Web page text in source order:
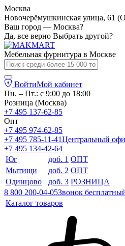
Москва
Новочерёмушкинская улица, 61
Ваш город — Москва?
Да, все верно Выбрать другой?
Мебельная фурнитура в Москве
ВойтиМой кабинет
Пн. – Пт.: с 9:00 до 18:00
Розница (Москва)
+7 495 137-62-85
Опт
+7 495 974-62-85
+7 495 785-11-41Центральный
+7 495 134-42-64
Юг
доб. 1 ОПТ
Мытищи
доб. 2 ОПТ
Одинцово
доб. 3 РОЗНИЦА
8 800 200-04-05Звонок
Каталог товаров